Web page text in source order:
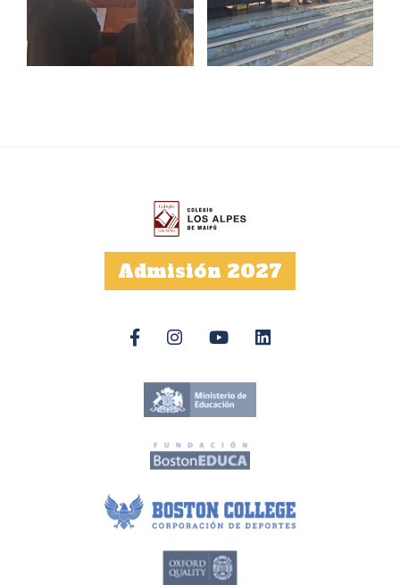
Admisión 2027